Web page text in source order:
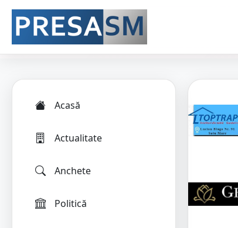
Acasă
Actualitate
Anchete
Politică